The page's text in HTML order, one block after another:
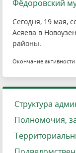
Фёдоровский
Сегодня, 19 мая,
Асяева в
районы.
Окончание активности
Структура
Полномочия,